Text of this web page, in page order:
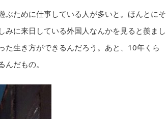
ぶために仕事している人が多いと。ほんとにそ
に来日している外国人なんかを見ると羨まし
た生き方ができるんだろう。あと、10年くら
だもの。